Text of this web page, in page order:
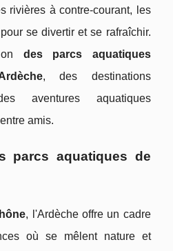
rivières à contre-courant, les
se divertir et se rafraîchir.
des parcs aquatiques
, des destinations
aventures aquatiques
amis.
parcs aquatiques de
, l'Ardèche offre un cadre
où se mêlent nature et